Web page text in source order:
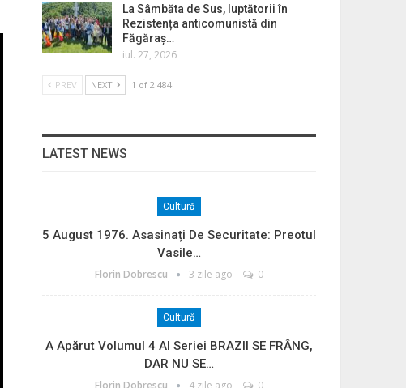
La Sâmbăta de Sus, luptătorii în
Rezistența anticomunistă din
Făgăraș…
iul. 27, 2026
PREV NEXT 1 of 2.484
LATEST NEWS
Cultură
5 August 1976. Asasinați De Securitate: Preotul
Vasile…
Florin Dobrescu 3 zile ago 0
Cultură
A Apărut Volumul 4 Al Seriei BRAZII SE FRÂNG,
DAR NU SE…
Florin Dobrescu 4 zile ago 0